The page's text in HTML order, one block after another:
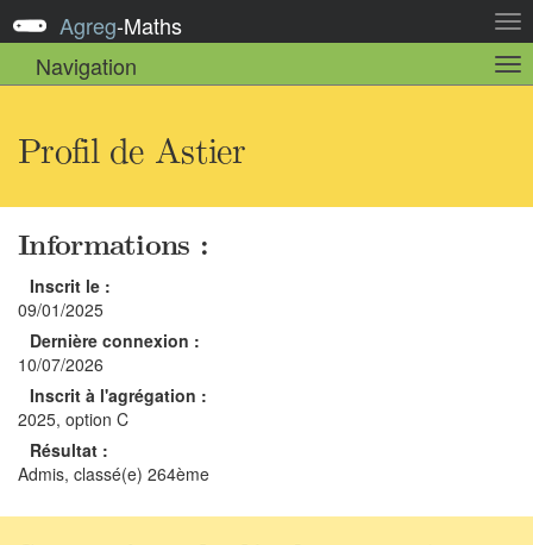
la
Agreg-Maths
Navigation
la
Profil de Astier
Informations :
Inscrit le :
09/01/2025
Dernière connexion :
10/07/2026
Inscrit à l'agrégation :
2025, option C
Résultat :
Admis, classé(e) 264ème